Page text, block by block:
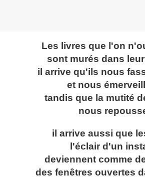
Les livres que l'on
sont murés dans
il arrive qu'ils nous
et nous
tandis que la mutité
nous
il arrive aussi que
l'éclair d'un
deviennent comme
des fenêtres ouvertes